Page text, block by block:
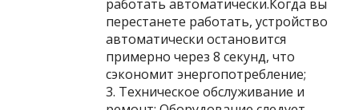
работать автоматически.Когда вы
перестанете работать, устройство
автоматически остановится
примерно через 8 секунд, что
сэкономит энергопотребление;
3. Техническое обслуживание и